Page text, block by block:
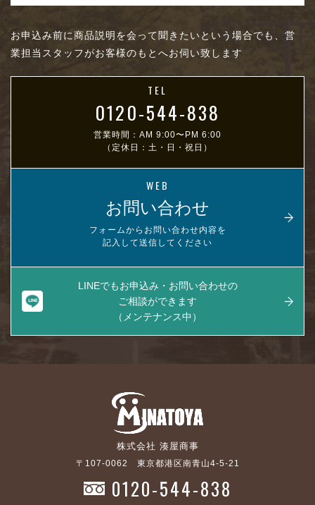
お申込み前に商品説明を会って聞きたいという場合でも、営
業担当スタッフがお客様のもとへお伺い致します
TEL
0120-544-838
営業時間：AM 9:00〜PM 6:00
（定休日：土・日・祝日）
WEB
お問い合わせ
フォームからお問い合わせ内容を
記入して送信してください
LINEでもお申込み・お問い合わせの
ご相談ができます
（メンテナンス中）
株式会社 湊屋商事
〒107-0062 東京都港区南青山4-5-21
0120-544-838